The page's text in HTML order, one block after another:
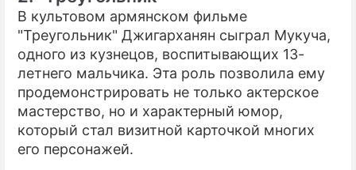
В культовом армянском фильме
"Треугольник" Джигарханян сыграл Мукуча,
одного из кузнецов, воспитывающих 13-
летнего мальчика. Эта роль позволила ему
продемонстрировать не только актерское
мастерство, но и характерный юмор,
который стал визитной карточкой многих
его персонажей.